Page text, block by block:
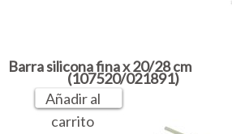
Barra silicona fina x 20/28 cm
(107520/021891)
Añadir al
carrito